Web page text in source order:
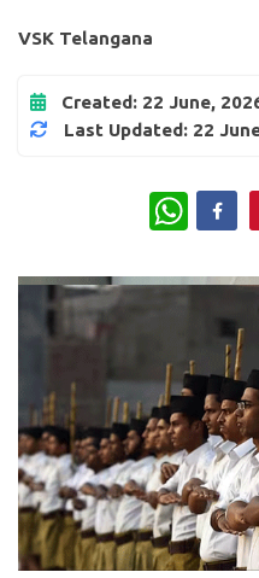
VSK Telangana
Created: 22 June,
Last Updated: 22